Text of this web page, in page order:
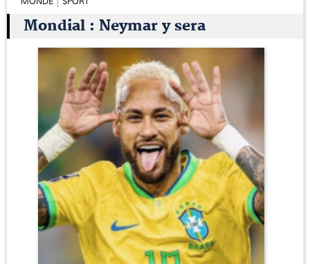
Mondial : Neymar y sera